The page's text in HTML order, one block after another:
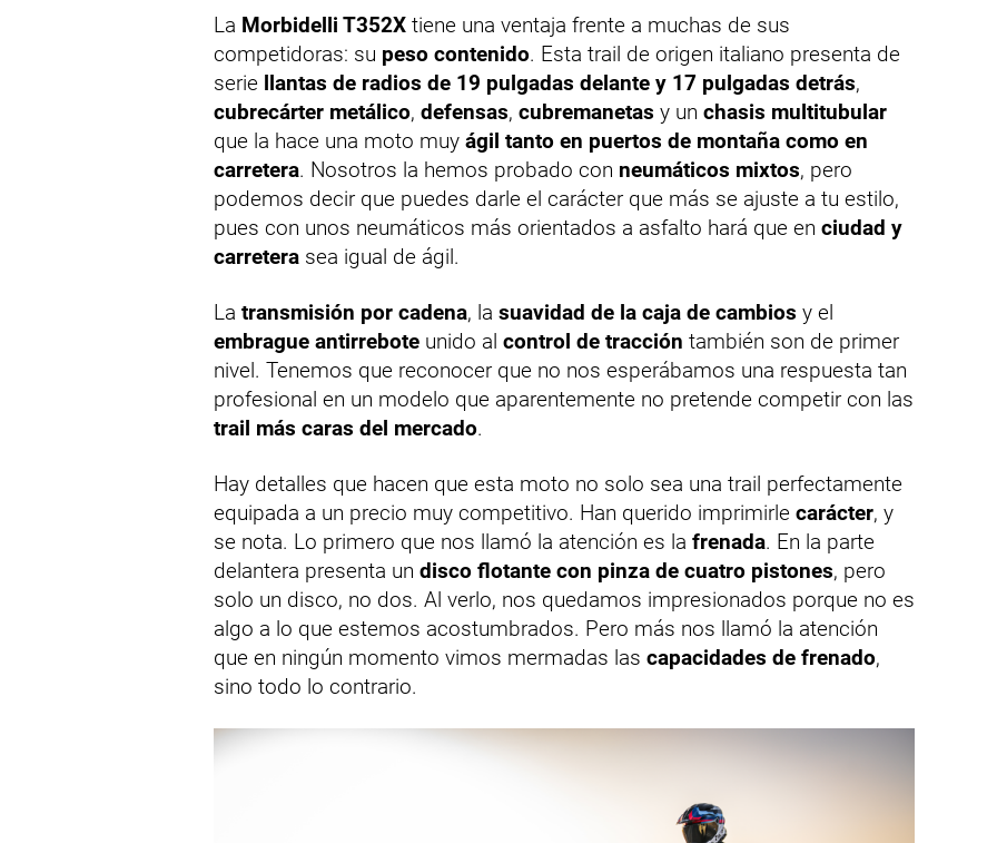
La Morbidelli T352X tiene una ventaja frente a muchas de sus
competidoras: su peso contenido. Esta trail de origen italiano presenta de
serie llantas de radios de 19 pulgadas delante y 17 pulgadas detrás,
cubrecárter metálico, defensas, cubremanetas y un chasis multitubular
que la hace una moto muy ágil tanto en puertos de montaña como en
carretera. Nosotros la hemos probado con neumáticos mixtos, pero
podemos decir que puedes darle el carácter que más se ajuste a tu estilo,
pues con unos neumáticos más orientados a asfalto hará que en ciudad y
carretera sea igual de ágil.
La transmisión por cadena, la suavidad de la caja de cambios y el
embrague antirrebote unido al control de tracción también son de primer
nivel. Tenemos que reconocer que no nos esperábamos una respuesta tan
profesional en un modelo que aparentemente no pretende competir con las
trail más caras del mercado.
Hay detalles que hacen que esta moto no solo sea una trail perfectamente
equipada a un precio muy competitivo. Han querido imprimirle carácter, y
se nota. Lo primero que nos llamó la atención es la frenada. En la parte
delantera presenta un disco flotante con pinza de cuatro pistones, pero
solo un disco, no dos. Al verlo, nos quedamos impresionados porque no es
algo a lo que estemos acostumbrados. Pero más nos llamó la atención
que en ningún momento vimos mermadas las capacidades de frenado,
sino todo lo contrario.